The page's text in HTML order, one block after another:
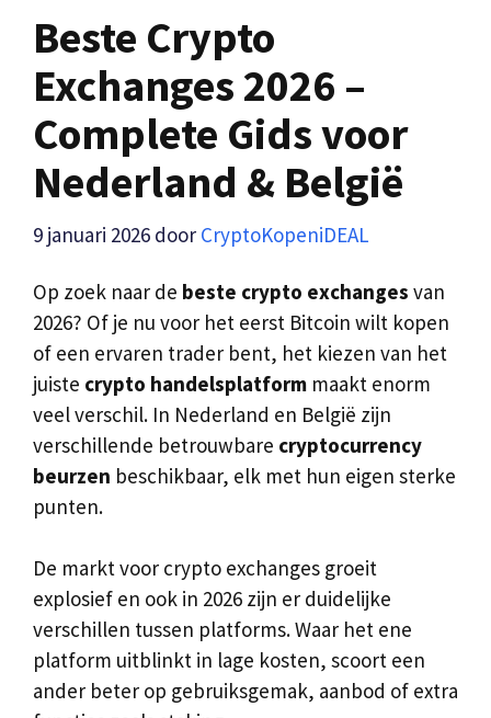
Beste Crypto
Exchanges 2026 –
Complete Gids voor
Nederland & België
9 januari 2026 door CryptoKopeniDEAL
Op zoek naar de beste crypto exchanges van
2026? Of je nu voor het eerst Bitcoin wilt kopen
of een ervaren trader bent, het kiezen van het
juiste crypto handelsplatform maakt enorm
veel verschil. In Nederland en België zijn
verschillende betrouwbare cryptocurrency
beurzen beschikbaar, elk met hun eigen sterke
punten.
De markt voor crypto exchanges groeit
explosief en ook in 2026 zijn er duidelijke
verschillen tussen platforms. Waar het ene
platform uitblinkt in lage kosten, scoort een
ander beter op gebruiksgemak, aanbod of extra